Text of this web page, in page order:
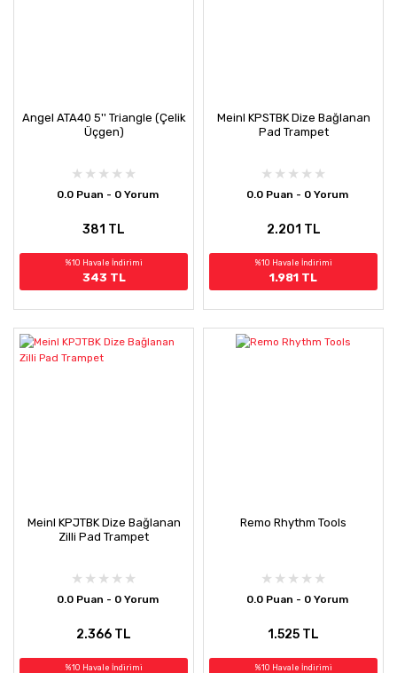
Angel ATA40 5'' Triangle (Çelik
Üçgen)
0.0 Puan - 0 Yorum
381 TL
%10 Havale İndirimi
343 TL
Meinl KPSTBK Dize Bağlanan
Pad Trampet
0.0 Puan - 0 Yorum
2.201 TL
%10 Havale İndirimi
1.981 TL
Meinl KPJTBK Dize Bağlanan
Zilli Pad Trampet
0.0 Puan - 0 Yorum
2.366 TL
%10 Havale İndirimi
Remo Rhythm Tools
0.0 Puan - 0 Yorum
1.525 TL
%10 Havale İndirimi